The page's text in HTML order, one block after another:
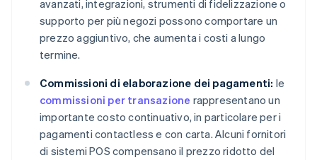
avanzati, integrazioni, strumenti di fidelizzazione o
supporto per più negozi possono comportare un
prezzo aggiuntivo, che aumenta i costi a lungo
termine.
Commissioni di elaborazione dei pagamenti: le
commissioni per transazione rappresentano un
importante costo continuativo, in particolare per i
pagamenti contactless e con carta. Alcuni fornitori
di sistemi POS compensano il prezzo ridotto del